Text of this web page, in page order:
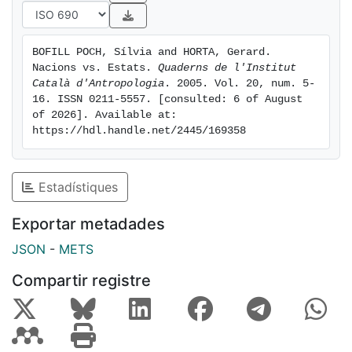
BOFILL POCH, Sílvia and HORTA, Gerard.
Nacions vs. Estats. Quaderns de l'Institut
Català d'Antropologia . 2005. Vol. 20, num. 5-
16. ISSN 0211-5557. [consulted: 6 of August
of 2026]. Available at:
https://hdl.handle.net/2445/169358
Estadístiques
Exportar metadades
JSON - METS
Compartir registre